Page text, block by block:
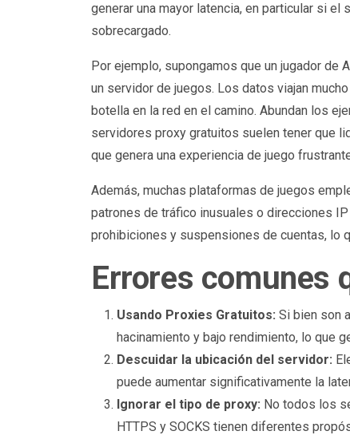
generar una mayor latencia, en particular si
sobrecargado.
Por ejemplo, supongamos que un jugador de
un servidor de juegos. Los datos viajan
botella en la red en el camino. Abundan los
servidores proxy gratuitos suelen tener que
que genera una experiencia de juego
Además, muchas plataformas de juegos
patrones de tráfico inusuales o direcciones
prohibiciones y suspensiones de cuentas, lo
Errores comunes
Usando Proxies Gratuitos: Si bien son
hacinamiento y bajo rendimiento, lo que
Descuidar la ubicación del servidor:
puede aumentar significativamente la
Ignorar el tipo de proxy: No todos los
HTTPS y SOCKS tienen diferentes